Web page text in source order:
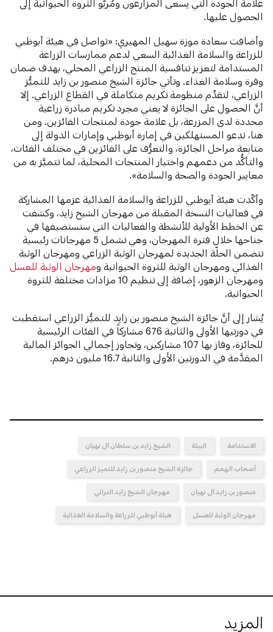
علامة الجودة التي يسعى المزارعون ومُربّو الثروة الحيوانية إلى
الحصول عليها.
وأضافت سعادة موزة سهيل المهيري: «نواصل في هيئة أبوظبي
للزراعة والسلامة الغذائية السعي لدعم ممارسات الزراعة
المستدامة لتعزيز تنافسية المنتج الزراعي المحلي، بهدف ضمان
وفرة وسلامة الغذاء. وتأتي جائزة الشيخ منصور بن زايد للتميُّز
الزراعي، لتقدِّم منظومة تكريم متكاملة في القطاع الزراعي. إلا
أنَّ الحصول على الجائزة لا يعني مجرد تكريم مبادرة زراعية
محددة لدى المزرعة، بل علامة جودة لمنتجات الفائزين. ومن
هنا، ندعو المستهلكين في إمارة أبوظبي وإمارات الدولة إلى
متابعة مراحل الجائزة، والتعرُّف على الفائزين في مختلف الفئات،
والتأكُّد من دعمهم واختيار المنتجات المحلية، لما تتميَّز به من
معايير الجودة والصحة والسلامة».
وأكّدت هيئة أبوظبي للزراعة والسلامة الغذائية عزمها المشاركة
في فعاليات النسخة المقبلة من مهرجان الشيخ زايد، وكشفت
عن الخطط الأولية للأنشطة والفعاليات التي ستستضيفها في
جناحها خلال فترة المهرجان، وهي تشمل 5 مهرجانات رئيسية
تتضمن الحلّة الجديدة لمهرجان الوثبة الزراعي ومهرجان الوثبة
الغذائي ومهرجان الوثبة للثروة الحيوانية ومهرجان الوثبة للعسل
ومهرجان الزهور، إضافة إلى تنظيم 10 مزادات مختلفة للثروة
الحيوانية.
يُشار إلى أنَّ جائزة الشيخ منصور بن زايد للتميُّز الزراعي استقطبت
في دورتيها الأولى والثانية 676 مشاركاً في الفئات الرئيسية
للجائزة، وفاز بها 107 مشاركين، وتجاوز إجمالي الجوائز المالية
المقدَّمة في الدورتين الأولى والثانية 16.7 مليون درهم.
الاستدامة البيئة الشيخ زايد بن سلطان آل نهيان
أصحاب الهمم جائزة الشيخ منصور بن زايد للتميز الزراعي
منصور بن زايد آل نهيان مهرجان الشيخ زايد التراثي
مهرجان الوثبة للعسل هيئة أبوظبي للزراعة والسلامة الغذائية
المزيد